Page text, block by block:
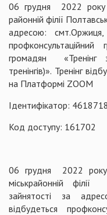
06 грудня 2022
районній філії
адресою: смт.Оржиця,
громадян «Тренінг
тренінгів)». Тренінг
на Платформі ZOOM
Ідентифікатор:
Код доступу: 161702
06 грудня 2022
міськрайонній
зайнятості за
відбудеться